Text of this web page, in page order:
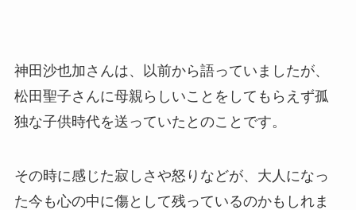
神田沙也加さんは、以前から語っていましたが、
松田聖子さんに母親らしいことをしてもらえず孤
独な子供時代を送っていたとのことです。
その時に感じた寂しさや怒りなどが、大人になっ
た今も心の中に傷として残っているのかもしれま